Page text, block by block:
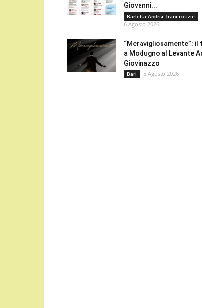
Giovanni...
Barletta-Andria-Trani notizie
6 Agosto 2026
“Meravigliosamente”: il
a Modugno al Levante
Giovinazzo
Bari 5 Agosto 2026